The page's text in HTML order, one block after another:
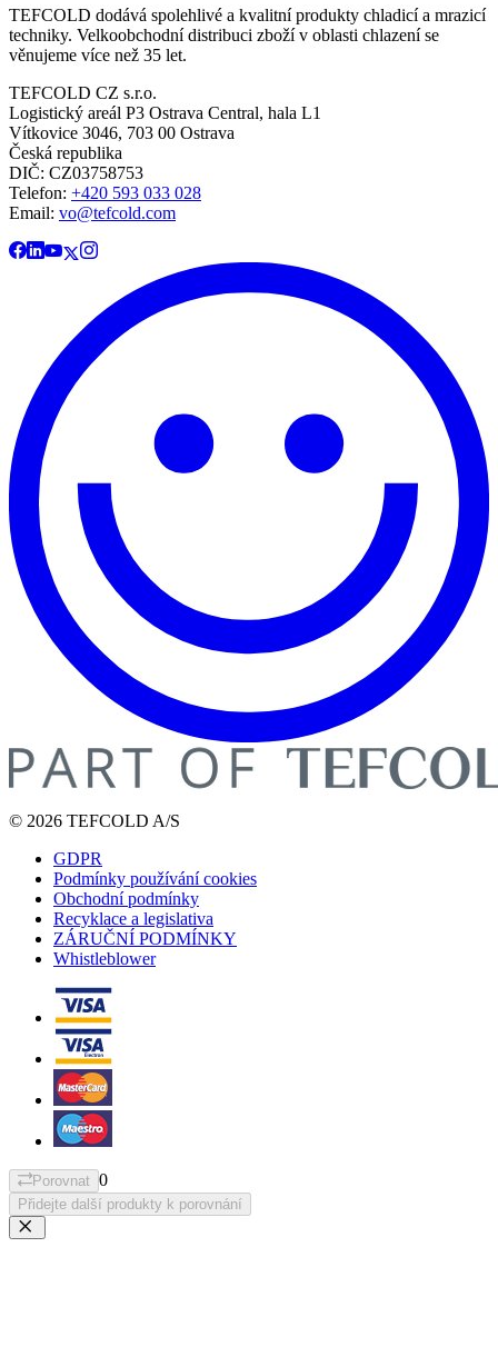
TEFCOLD dodává spolehlivé a kvalitní produkty chladicí a mrazicí
techniky. Velkoobchodní distribuci zboží v oblasti chlazení se
věnujeme více než 35 let.
TEFCOLD CZ s.r.o.
Logistický areál P3 Ostrava Central, hala L1
Vítkovice 3046, 703 00 Ostrava
Česká republika
DIČ: CZ03758753​​​​​​
Telefon: +420 593 033 028
Email: vo@tefcold.com
© 2026 TEFCOLD A/S
GDPR
Podmínky používání cookies
Obchodní podmínky
Recyklace a legislativa
ZÁRUČNÍ PODMÍNKY
Whistleblower
Porovnat 0
Přidejte další produkty k porovnání